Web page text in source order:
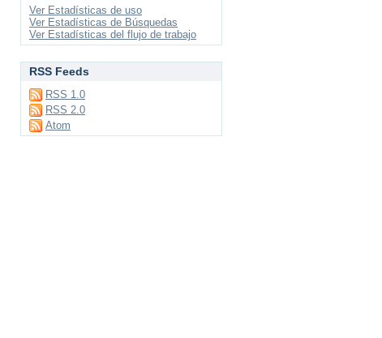
Ver Estadísticas de uso
Ver Estadísticas de Búsquedas
Ver Estadísticas del flujo de trabajo
RSS Feeds
RSS 1.0
RSS 2.0
Atom